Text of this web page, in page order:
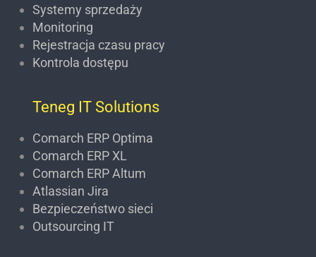
Systemy sprzedaży
Monitoring
Rejestracja czasu pracy
Kontrola dostępu
Teneg IT Solutions
Comarch ERP Optima
Comarch ERP XL
Comarch ERP Altum
Atlassian Jira
Bezpieczeństwo sieci
Outsourcing IT